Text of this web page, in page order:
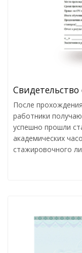
После
работники
успешно прошли
академических
стажировочного